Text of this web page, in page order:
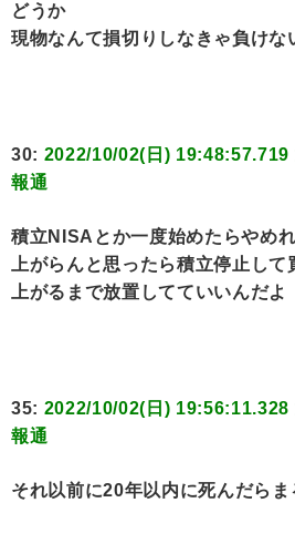
どうか
現物なんて損切りしなきゃ負けな
30: 2022/10/02(日) 19:48:57.719
報通
積立NISAとか一度始めたらやめ
上がらんと思ったら積立停止して
上がるまで放置してていいんだよ
35: 2022/10/02(日) 19:56:11.328
報通
それ以前に20年以内に死んだら